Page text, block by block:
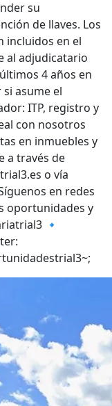
su
de llaves. Los
incluidos en el
al adjudicatario
4 años en
asume el
ITP, registro y
con nosotros
en inmuebles y
a través de
o vía
en redes
oportunidades y
🔹